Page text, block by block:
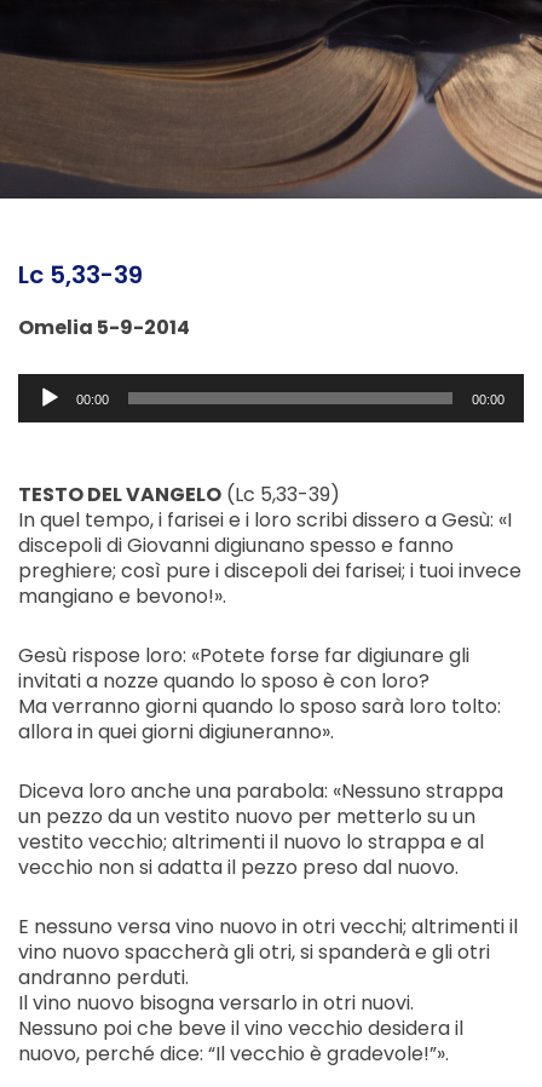
Lc 5,33-39
Omelia 5-9-2014
Audio
Player00:00 00:00
TESTO DEL VANGELO (Lc 5,33-39)
In quel tempo, i farisei e i loro scribi dissero a Gesù: «I
discepoli di Giovanni digiunano spesso e fanno
preghiere; così pure i discepoli dei farisei; i tuoi invece
mangiano e bevono!».
Gesù rispose loro: «Potete forse far digiunare gli
invitati a nozze quando lo sposo è con loro?
Ma verranno giorni quando lo sposo sarà loro tolto:
allora in quei giorni digiuneranno».
Diceva loro anche una parabola: «Nessuno strappa
un pezzo da un vestito nuovo per metterlo su un
vestito vecchio; altrimenti il nuovo lo strappa e al
vecchio non si adatta il pezzo preso dal nuovo.
E nessuno versa vino nuovo in otri vecchi; altrimenti il
vino nuovo spaccherà gli otri, si spanderà e gli otri
andranno perduti.
Il vino nuovo bisogna versarlo in otri nuovi.
Nessuno poi che beve il vino vecchio desidera il
nuovo, perché dice: “Il vecchio è gradevole!”».